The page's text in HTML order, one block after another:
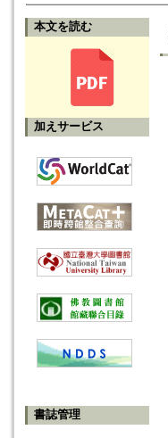
本文を読む
加えサービス
書誌管理